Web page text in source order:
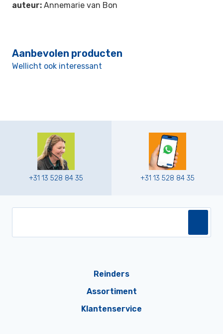
auteur: Annemarie van Bon
Aanbevolen producten
Wellicht ook interessant
+31 13 528 84 35 +31 13 528 84 35
Reinders
Assortiment
Klantenservice